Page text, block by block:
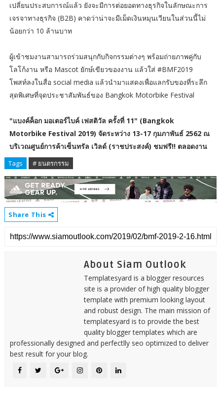
เปลี่ยนประสบการณ์แล้ว ยังจะมีการต่อยอดทางธุรกิจในลักษณะการ
เจรจาทางธุรกิจ (B2B) คาดว่าน่าจะมีเม็ดเงินหมุนเวียนในส่วนนี้ไม่
น้อยกว่า 10 ล้านบาท
ผู้เข้าชมงานสามารถร่วมสนุกกับกิจกรรมต่างๆ พร้อมถ่ายภาพคู่กับ
โลโก้งาน หรือ Mascot ยักษ์เขียวของงาน แล้วใส่ #BMF2019
โพสท์ลงในสื่อ social media แล้วนำมาแสดงเพื่อแลกรับของที่ระลึก
สุดพิเศษที่จุดประชาสัมพันธ์ของ Bangkok Motorbike Festival
"แบงค์ค็อก มอเตอร์ไบค์ เฟสติวัล ครั้งที่ 11" (Bangkok
Motorbike Festival 2019) จัดระหว่าง 13-17 กุมภาพันธ์ 2562 ณ
บริเวณศูนย์การค้าเซ็นทรัล เวิลด์ (ราชประสงค์) ชมฟรี!! ตลอดงาน
Tags # ยนตรกรรม
Share This
About Siam Outlook
Templatesyard is a blogger resources
site is a provider of high quality blogger
template with premium looking layout
and robust design. The main mission of
templatesyard is to provide the best
quality blogger templates which are
professionally designed and perfectlly seo optimized to deliver
best result for your blog.